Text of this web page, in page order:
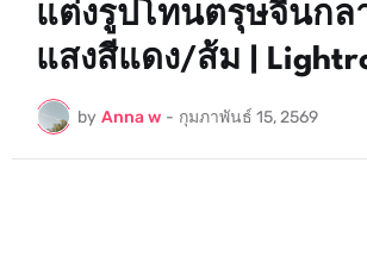
แต่งรูปโทนตรุษจีนกล
แสงสีแดง/ส้ม |
by Anna w - กุมภาพันธ์ 15, 2569